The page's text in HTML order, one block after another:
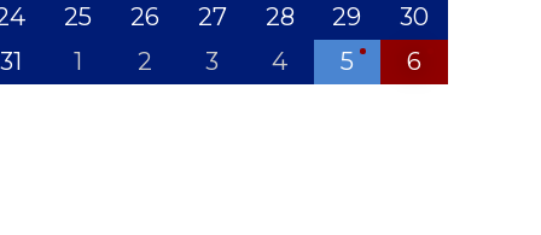
25 26 27 28 29
30
31
1 2 3 4 5 6